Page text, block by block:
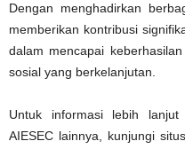
Dengan menghadirkan
memberikan kontribusi
dalam mencapai
sosial yang berkelanjutan.
Untuk informasi lebih
AIESEC lainnya, kunjungi